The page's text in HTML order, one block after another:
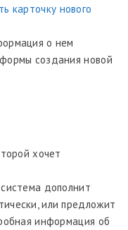
карточку нового
о нем
создания новой
хочет
дополнит
или предложит
информация об